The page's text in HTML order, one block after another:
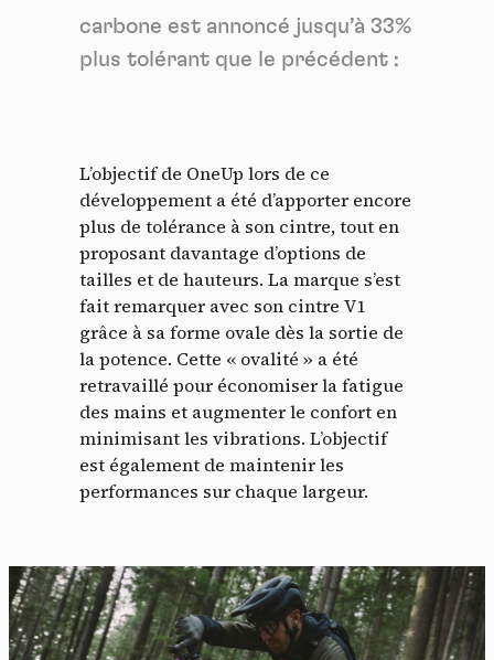
carbone est annoncé jusqu’à 33%
plus tolérant que le précédent :
L’objectif de OneUp lors de ce
développement a été d’apporter encore
plus de tolérance à son cintre, tout en
proposant davantage d’options de
tailles et de hauteurs. La marque s’est
fait remarquer avec son cintre V1
grâce à sa forme ovale dès la sortie de
la potence. Cette « ovalité » a été
retravaillé pour économiser la fatigue
des mains et augmenter le confort en
minimisant les vibrations. L’objectif
est également de maintenir les
performances sur chaque largeur.